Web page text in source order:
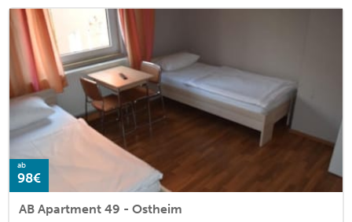
ab
98€
AB Apartment 49 - Ostheim